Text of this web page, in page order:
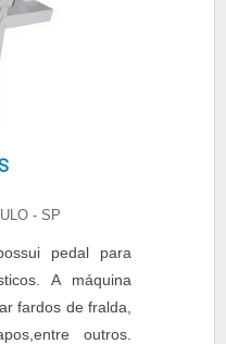
- SP
pedal para
A máquina
fardos de fralda,
outros.